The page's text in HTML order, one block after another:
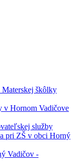
Materskej škôlky
v Hornom Vadičove
služby
pri ZŠ v obci Horný
Vadičov -